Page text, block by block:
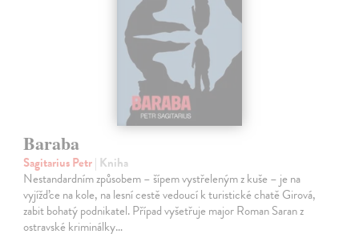
Baraba
Sagitarius Petr| Kniha
Nestandardním způsobem – šípem vystřeleným z kuše – je na
vyjížďce na kole, na lesní cestě vedoucí k turistické chatě Girová,
zabit bohatý podnikatel. Případ vyšetřuje major Roman Saran z
ostravské kriminálky…